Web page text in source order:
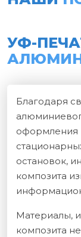
УФ-
Благодаря
оформления
остановок,
композита
Материалы,
композита